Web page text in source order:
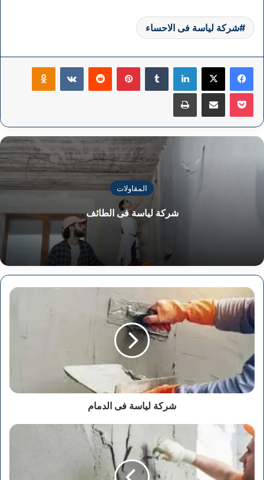
شركة لياسة فى الاحساء
فيسبوك ‫X لينكدإن بينتيريست
‫Pocket مشاركة عبر البريد طباعة
المقاولات
شركة لياسة فى الطائف
شركة
لياسة
فى
الدمام
شركة لياسة فى الدمام
شركة
لياسة
فى
القطيف